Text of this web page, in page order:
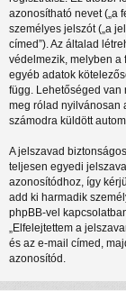
azonosítható nevet („a
személyes jelszót („a
címed”). Az általad
védelmezik, melyben a
egyéb adatok
függ. Lehetőséged van
meg rólad nyilvánosan
számodra küldött
A jelszavad
teljesen egyedi
azonosítódhoz, így
add ki harmadik
phpBB-vel
„Elfelejtettem a
és az e-mail címed,
azonosítód.